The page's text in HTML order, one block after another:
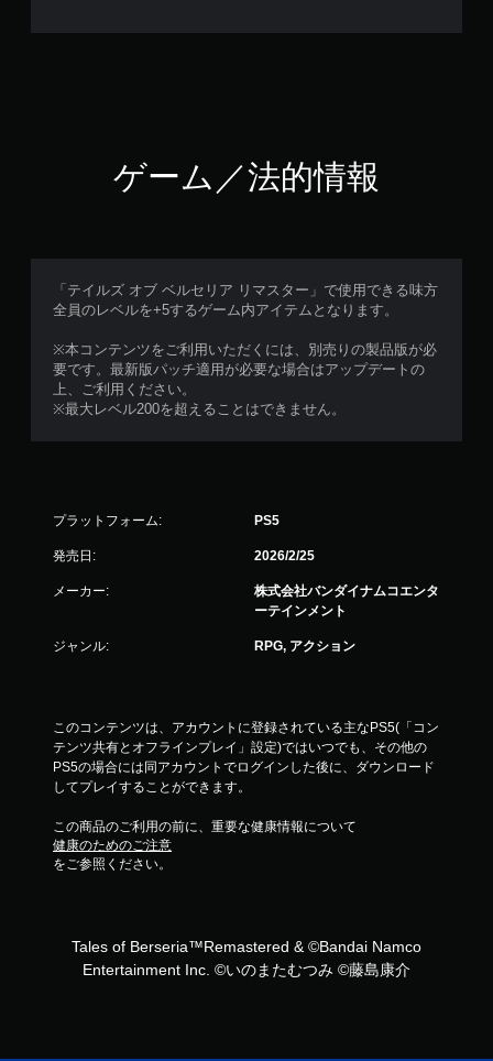
ゲーム／法的情報
「テイルズ オブ ベルセリア リマスター」で使用できる味方
全員のレベルを+5するゲーム内アイテムとなります。
※本コンテンツをご利用いただくには、別売りの製品版が必
要です。最新版パッチ適用が必要な場合はアップデートの
上、ご利用ください。
※最大レベル200を超えることはできません。
プラットフォーム: PS5
発売日: 2026/2/25
メーカー:
株式会社バンダイナムコエンタ
ーテインメント
ジャンル: RPG, アクション
このコンテンツは、アカウントに登録されている主なPS5(「コン
テンツ共有とオフラインプレイ」設定)ではいつでも、その他の
PS5の場合には同アカウントでログインした後に、ダウンロード
してプレイすることができます。
この商品のご利用の前に、重要な健康情報について
健康のためのご注意
をご参照ください。
Tales of Berseria™Remastered & ©Bandai Namco
Entertainment Inc. ©いのまたむつみ ©藤島康介